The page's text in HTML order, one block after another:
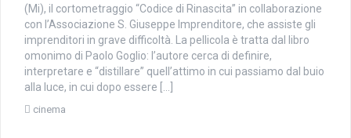
(Mi), il cortometraggio “Codice di Rinascita” in collaborazione
con l’Associazione S. Giuseppe Imprenditore, che assiste gli
imprenditori in grave difficoltà. La pellicola è tratta dal libro
omonimo di Paolo Goglio: l’autore cerca di definire,
interpretare e “distillare” quell’attimo in cui passiamo dal buio
alla luce, in cui dopo essere […]
cinema